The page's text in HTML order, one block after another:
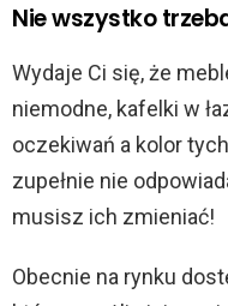
Nie wszystko
Wydaje Ci się, że
niemodne, kafelki w
oczekiwań a kolor
zupełnie nie
musisz ich zmieniać!
Obecnie na rynku